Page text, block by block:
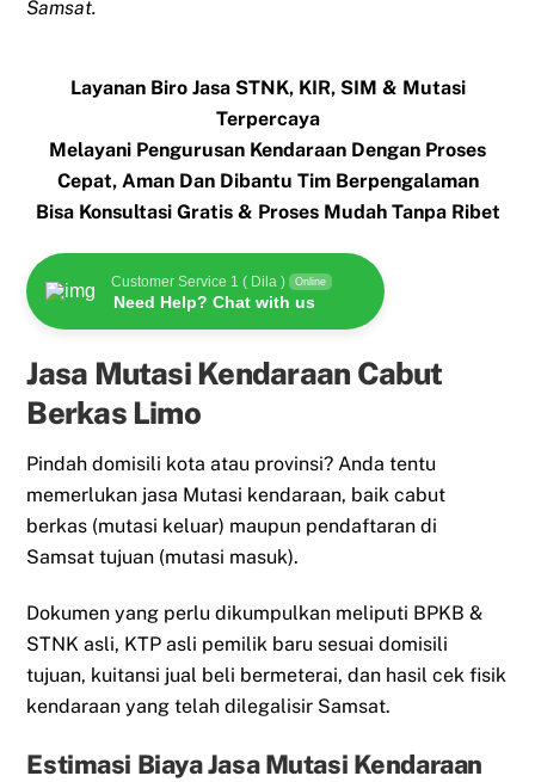
Samsat.
Layanan Biro Jasa STNK, KIR, SIM & Mutasi
Terpercaya
Melayani Pengurusan Kendaraan Dengan Proses
Cepat, Aman Dan Dibantu Tim Berpengalaman
Bisa Konsultasi Gratis & Proses Mudah Tanpa Ribet
Customer Service 1 ( Dila ) Online
Need Help? Chat with us
Jasa Mutasi Kendaraan Cabut
Berkas Limo
Pindah domisili kota atau provinsi? Anda tentu
memerlukan jasa Mutasi kendaraan, baik cabut
berkas (mutasi keluar) maupun pendaftaran di
Samsat tujuan (mutasi masuk).
Dokumen yang perlu dikumpulkan meliputi BPKB &
STNK asli, KTP asli pemilik baru sesuai domisili
tujuan, kuitansi jual beli bermeterai, dan hasil cek fisik
kendaraan yang telah dilegalisir Samsat.
Estimasi Biaya Jasa Mutasi Kendaraan